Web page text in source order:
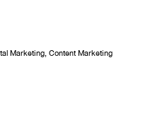
Marketing, Content Marketing